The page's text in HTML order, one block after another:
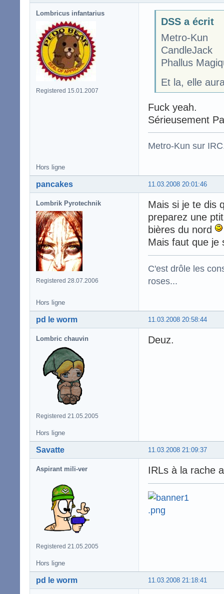
Lombricus infantarius
Registered 15.01.2007
DSS a écrit
Metro-Kun
CandleJack
Phallus
Et la, elle
Fuck yeah.
Sérieusement
Metro-Kun sur
Hors ligne
11.03.2008 20:01:46
pancakes
Lombrik Pyrotechnik
Registered 28.07.2006
Mais si je te dis
preparez une
bières du nord
Mais faut que je
C'est drôle les
roses...
Hors ligne
11.03.2008 20:58:44
pd le worm
Lombric chauvin
Registered 21.05.2005
Deuz.
Hors ligne
11.03.2008 21:09:37
Savatte
Aspirant mili-ver
Registered 21.05.2005
IRLs à la rache
Hors ligne
11.03.2008 21:18:41
pd le worm